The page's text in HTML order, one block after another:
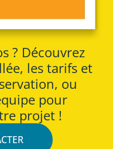
? Découvrez
les tarifs et
ou
pour
projet !